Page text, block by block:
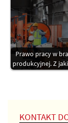
Prawo pracy w
produkcyjnej. Z
KONTAKT